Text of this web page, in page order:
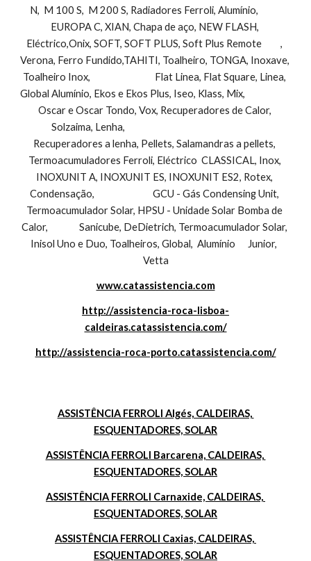
N,  M 100 S,  M 200 S, Radiadores Ferroli, Alumínio,
EUROPA C, XIAN, Chapa de aço, NEW FLASH,
Eléctrico,Onix, SOFT, SOFT PLUS, Soft Plus Remote         ,
Verona, Ferro Fundido,TAHITI, Toalheiro, TONGA, Inoxave,
Toalheiro Inox,                               Flat Linea, Flat Square, Linea,
Global Alumínio, Ekos e Ekos Plus, Iseo, Klass, Mix,
Oscar e Oscar Tondo, Vox, Recuperadores de Calor,
Solzaima, Lenha,
Recuperadores a lenha, Pellets, Salamandras a pellets,
Termoacumuladores Ferroli, Eléctrico  CLASSICAL, Inox,
INOXUNIT A, INOXUNIT ES, INOXUNIT ES2, Rotex,
Condensação,                            GCU - Gás Condensing Unit,
Termoacumulador Solar, HPSU - Unidade Solar Bomba de
Calor,               Sanicube, DeDietrich, Termoacumulador Solar,
Inisol Uno e Duo, Toalheiros, Global,  Alumínio      Junior,
Vetta
www.catassistencia.com
http://assistencia-roca-lisboa-
caldeiras.catassistencia.com/
http://assistencia-roca-porto.catassistencia.com/
ASSISTÊNCIA FERROLI Algés, CALDEIRAS,
ESQUENTADORES, SOLAR
ASSISTÊNCIA FERROLI Barcarena, CALDEIRAS,
ESQUENTADORES, SOLAR
ASSISTÊNCIA FERROLI Carnaxide, CALDEIRAS,
ESQUENTADORES, SOLAR
ASSISTÊNCIA FERROLI Caxias, CALDEIRAS,
ESQUENTADORES, SOLAR